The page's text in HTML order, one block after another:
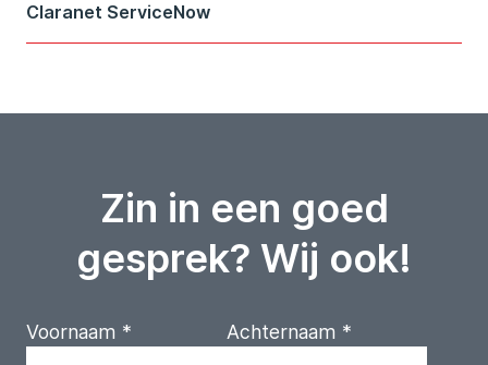
Claranet ServiceNow
Zin in een goed
gesprek? Wij ook!
Voornaam * Achternaam *